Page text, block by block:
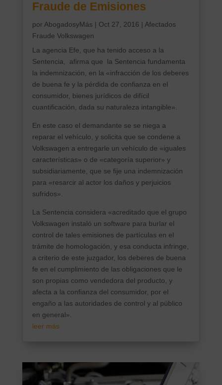
Fraude de Emisiones
por AbogadosyMás | Oct 27, 2016 | Afectados
Fraude Volkswagen
La agencia Efe, que ha tenido acceso a la
Sentencia, afirma que la Sentencia fundamenta
la indemnización, en la «infracción de los deberes
de buena fe y la pérdida de confianza en el
consumidor, bienes jurídicos de difícil
cuantificación, dada su naturaleza intangible».
En este caso el demandante se se niega a
reparar el vehículo, y solicita que se condene a
Volkswagen a entregarle un vehículo de «iguales
características» o de «categoría superior» y
subsidiariamente, que se fije una indemnización
para «resarcir al actor los daños y perjuicios
sufridos».
La Sentencia considera «acreditado que el grupo
Volkswagen instaló un software para burlar el
control de tales emisiones de partículas en el
trámite de homologación, y esa conducta infringe,
a criterio de este juzgador, los deberes de buena
fe en el cumplimiento de las obligaciones que le
son propias como vendedora del producto, y
afecta a la confianza del consumidor, por el
engaño a las autoridades de control y al público
en general».
leer más